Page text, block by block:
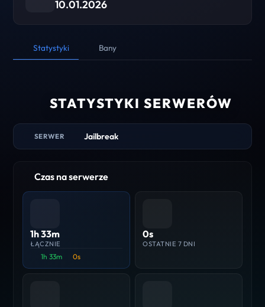
10.01.2026
Statystyki Bany
STATYSTYKI SERWERÓW
SERWER Jailbreak
Czas na serwerze
1h 33m
ŁĄCZNIE
1h 33m 0s
0s
OSTATNIE 7 DNI